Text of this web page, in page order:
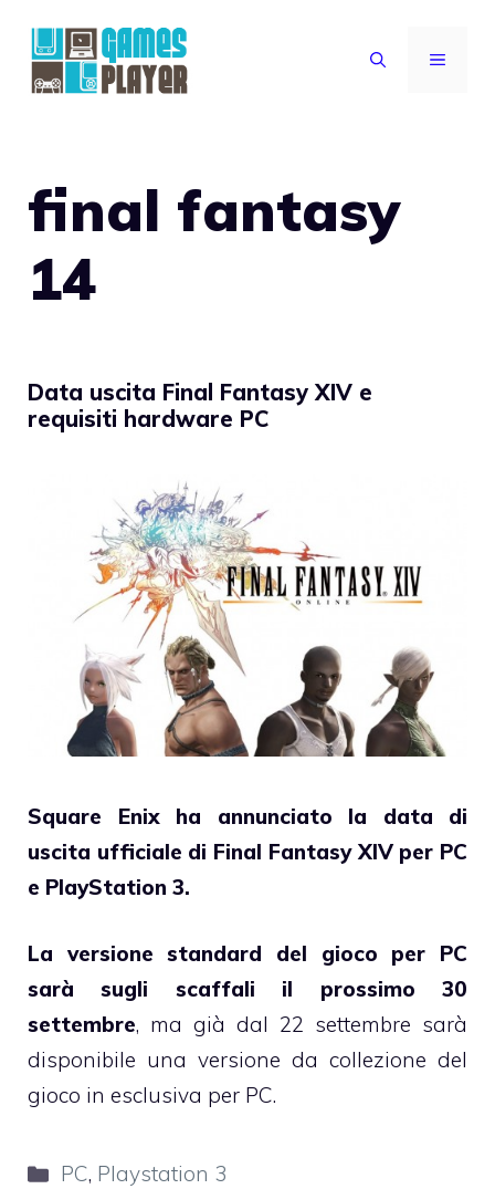
contenuto
MENU
final fantasy
14
Data uscita Final Fantasy XIV e
requisiti hardware PC
Square Enix ha annunciato la data di
uscita ufficiale di Final Fantasy XIVper PC
e PlayStation 3.
La versione standard del gioco per PC
sarà sugli scaffali il prossimo 30
settembre, ma già dal 22 settembre sarà
disponibile una versione da collezione del
gioco in esclusiva per PC.
Categorie
PC, Playstation 3